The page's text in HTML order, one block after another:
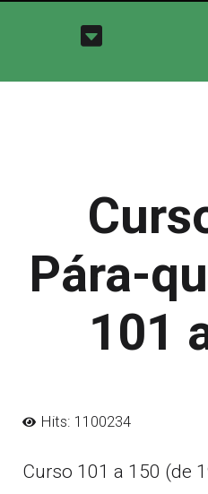
Pára-
101
Hits: 1100234
Curso 101 a 150 (de